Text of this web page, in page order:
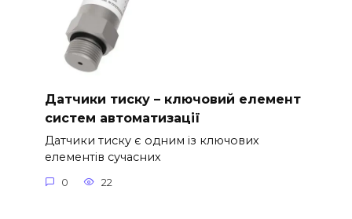
Датчики тиску – ключовий елемент
систем автоматизації
Датчики тиску є одним із ключових
елементів сучасних
0 22